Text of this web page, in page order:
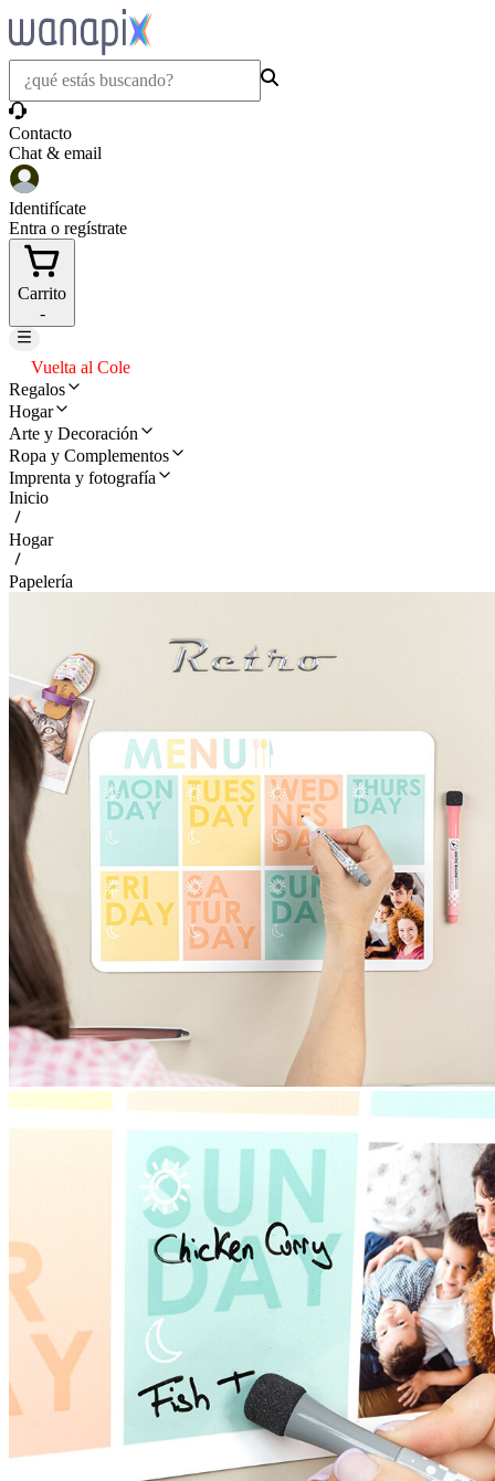
Contacto
Chat & email
Identifícate
Entra o regístrate
Carrito
-
Vuelta al Cole
Regalos
Hogar
Arte y Decoración
Ropa y Complementos
Imprenta y fotografía
Inicio
Hogar
Papelería